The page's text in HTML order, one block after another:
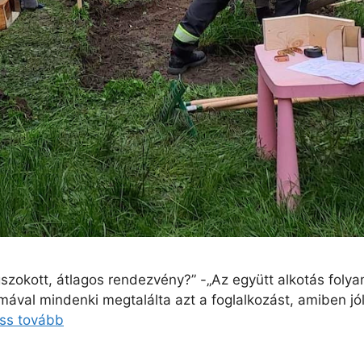
átlagos rendezvény?” -„Az együtt alkotás
mindenki megtalálta azt a foglalkozást, amiben
tovább